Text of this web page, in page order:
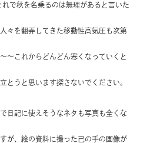
で秋を名乗るのは無理があると言いた
々を翻弄してきた移動性高気圧も次第
～これからどんどん寒くなっていくと
とうと思います探さないでください。
日記に使えそうなネタも写真も全くな
が、絵の資料に撮った己の手の画像が